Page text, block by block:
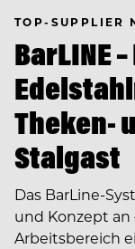
TOP-SUPPLIER
BarLINE
Theken-
Stalgast
Das BarLine-
und Konzept an
Arbeitsbereich